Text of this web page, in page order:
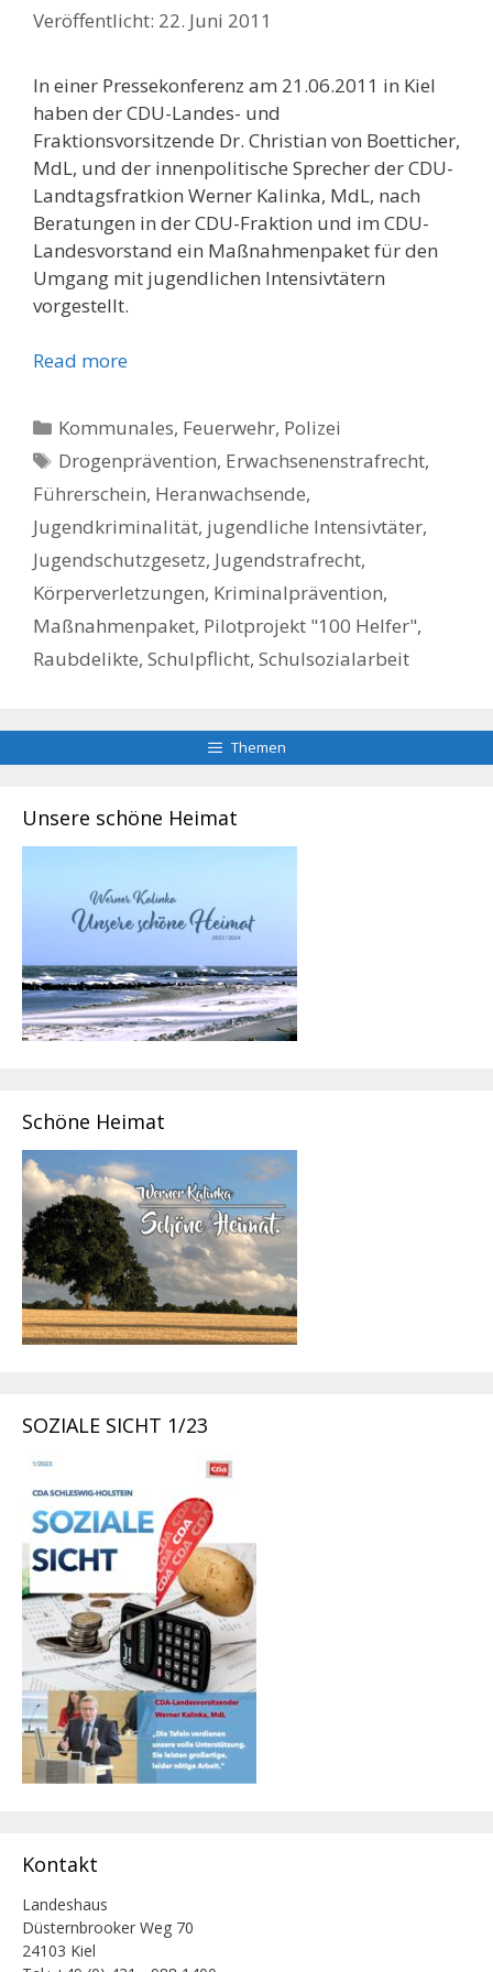
22. Juni 2011
In einer Pressekonferenz am 21.06.2011 in Kiel
haben der CDU-Landes- und
Fraktionsvorsitzende Dr. Christian von Boetticher,
MdL, und der innenpolitische Sprecher der CDU-
Landtagsfratkion Werner Kalinka, MdL, nach
Beratungen in der CDU-Fraktion und im CDU-
Landesvorstand ein Maßnahmenpaket für den
Umgang mit jugendlichen Intensivtätern
vorgestellt.
Read more
Kategorien
Kommunales, Feuerwehr, Polizei
Schlagwörter
Drogenprävention, Erwachsenenstrafrecht,
Führerschein, Heranwachsende,
Jugendkriminalität, jugendliche Intensivtäter,
Jugendschutzgesetz, Jugendstrafrecht,
Körperverletzungen, Kriminalprävention,
Maßnahmenpaket, Pilotprojekt "100 Helfer",
Raubdelikte, Schulpflicht, Schulsozialarbeit
Themen
Unsere schöne Heimat
Schöne Heimat
SOZIALE SICHT 1/23
Kontakt
Landeshaus
Düsternbrooker Weg 70
24103 Kiel